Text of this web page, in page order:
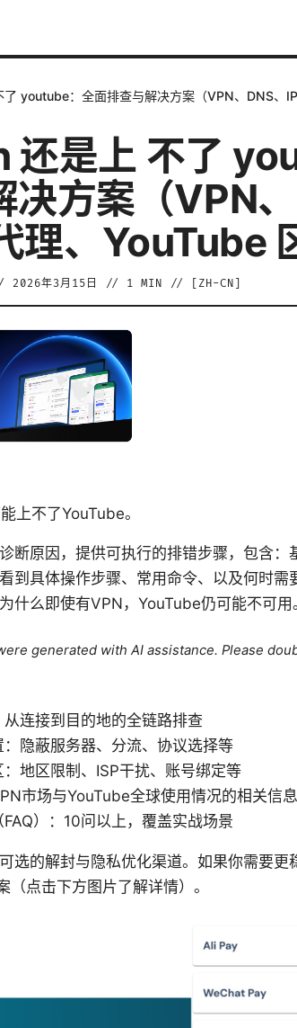
youtube：全面排查与解决方案（VPN、DNS、
还是上 不了
决方案（VPN、
理、YouTube
2026年3月15日 // 1 MIN // [ ZH-CN
上不了YouTube。
断原因，提供可执行的排错步骤，包含
到具体操作步骤、常用命令、以及何时
什么即使有VPN，YouTube仍可能不可用
generated with AI assistance. Please
连接到目的地的全链路排查
隐蔽服务器、分流、协议选择等
地区限制、ISP干扰、账号绑定等
市场与YouTube全球使用情况的相关信息
）：10问以上，覆盖实战场景
选的解封与隐私优化渠道。如果你需要更
点击下方图片了解详情）。